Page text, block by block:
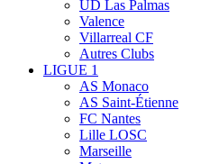
UD Las Palmas
Valence
Villarreal CF
Autres Clubs
LIGUE 1
AS Monaco
AS Saint-Étienne
FC Nantes
Lille LOSC
Marseille